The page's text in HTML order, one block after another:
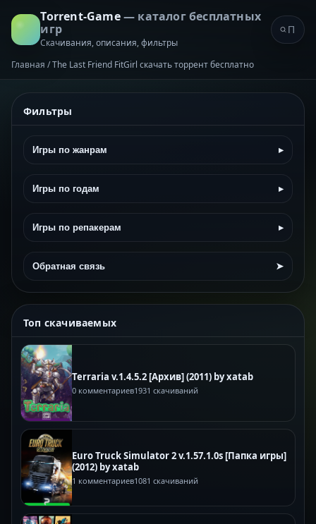
Torrent-Game— каталог бесплатных
игр
Скачивания, описания, фильтры
Главная /The Last Friend FitGirl скачать торрент бесплатно
Фильтры
Игры по жанрам ▸
Игры по годам ▸
Игры по репакерам ▸
Обратная связь ➤
Топ скачиваемых
Terraria v.1.4.5.2 [Архив] (2011) by xatab
0 комментариев1931 скачиваний
Euro Truck Simulator 2 v.1.57.1.0s [Папка игры]
(2012) by xatab
1 комментариев1081 скачиваний